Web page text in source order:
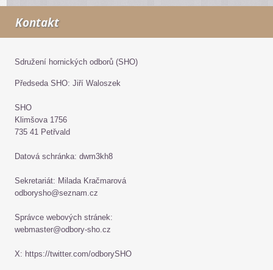
Kontakt
Sdružení hornických odborů (SHO)
Předseda SHO: Jiří Waloszek
SHO
Klimšova 1756
735 41 Petřvald
Datová schránka: dwm3kh8
Sekretariát: Milada Kračmarová
odborysho@seznam.cz
Správce webových stránek:
webmaster@odbory-sho.cz
X: https://twitter.com/odborySHO